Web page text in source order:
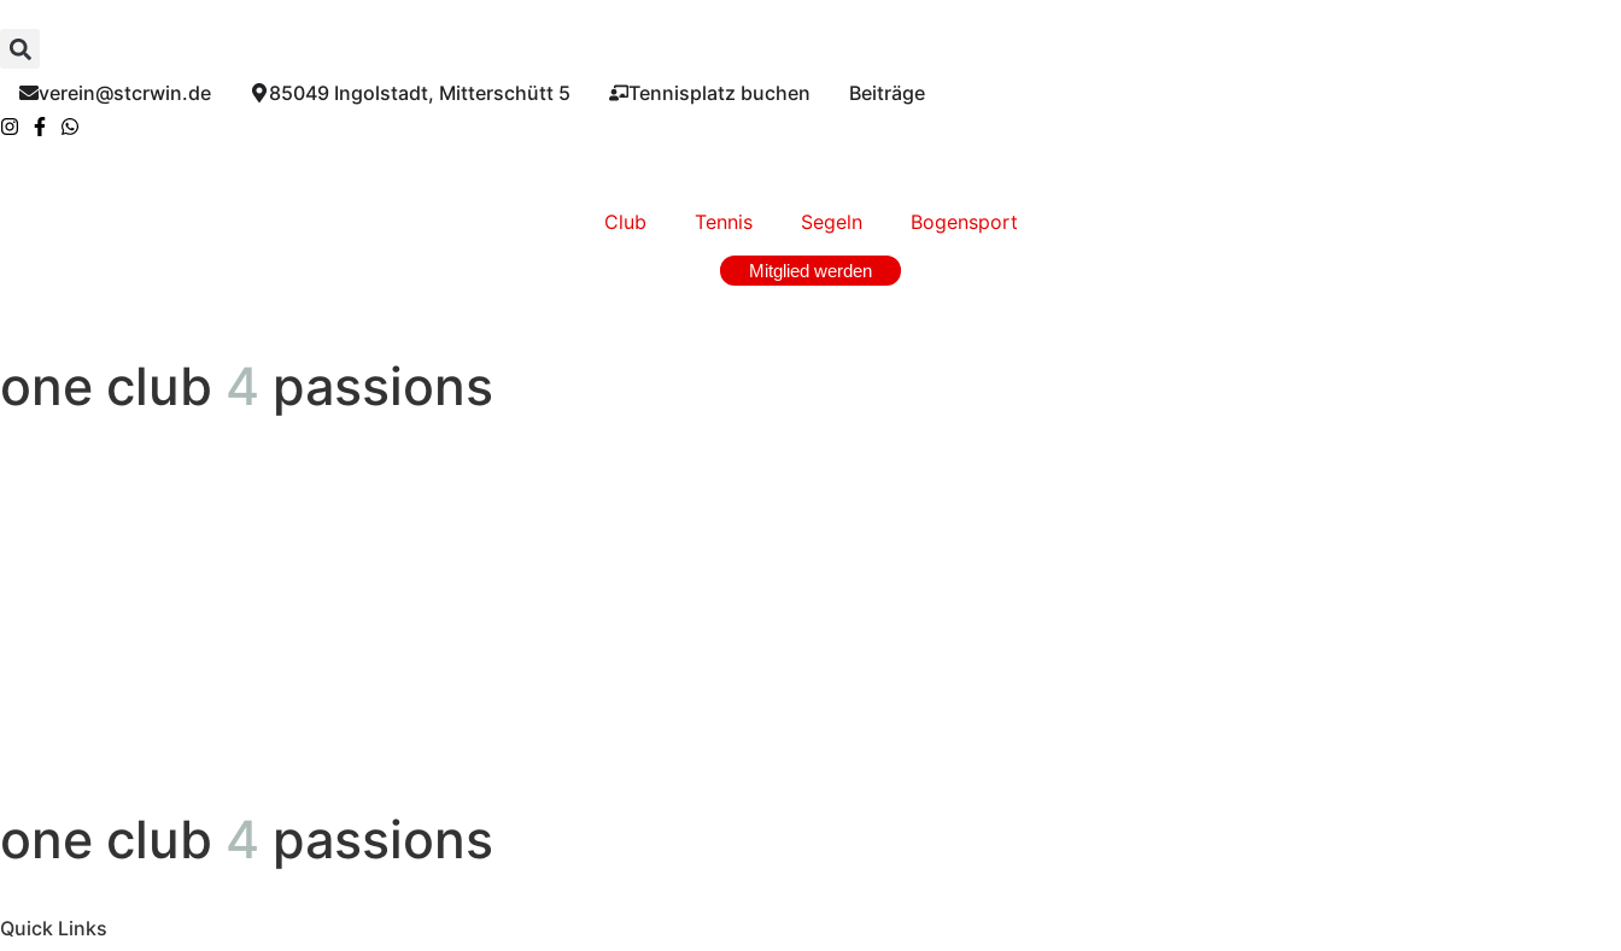
verein@stcrwin.de​ 85049 Ingolstadt, Mitterschütt 5​ Tennisplatz buchen​ Beiträge
Club Tennis Segeln Bogensport
Mitglied werden
one club 4 passions
one club 4 passions
Quick Links